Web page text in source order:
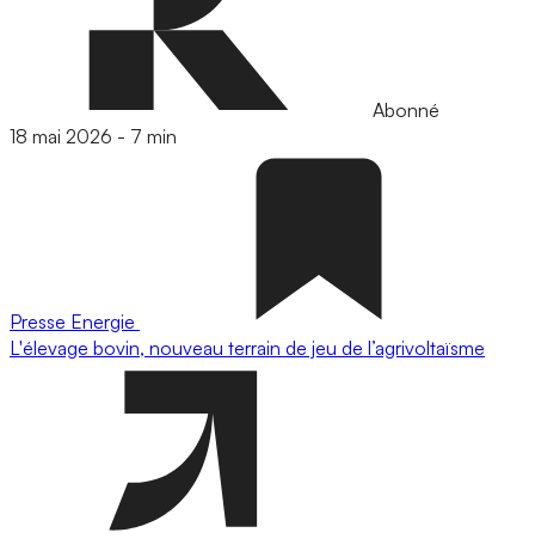
Abonné
18 mai 2026 - 7 min
Presse Energie
L'élevage bovin, nouveau terrain de jeu de l’agrivoltaïsme